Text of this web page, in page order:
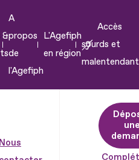
&
A
propos
de
l'Agefiph
L'Agefiph
en région
Accès
sourds et
Nous